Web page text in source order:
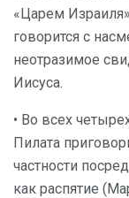
«Царем
говорится с
неотразимое
Иисуса.
• Во всех
Пилата
частности
как распятие